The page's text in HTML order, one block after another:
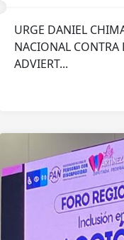
URGE DANIEL
NACIONAL CONTRA
ADVIERT...